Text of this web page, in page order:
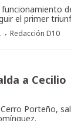
el primer
· Redacción D10
a Cecilio
Porteño,